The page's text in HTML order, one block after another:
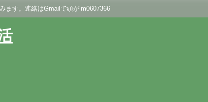
ます。連絡はGmailで頭が m0607366